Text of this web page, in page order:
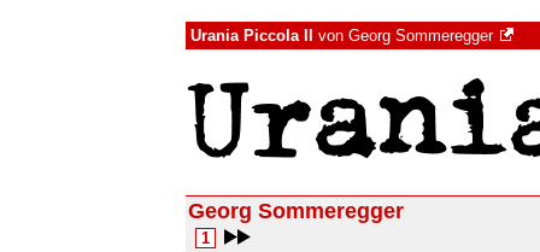
Urania Piccola II von Georg Sommeregger
Georg Sommeregger
1